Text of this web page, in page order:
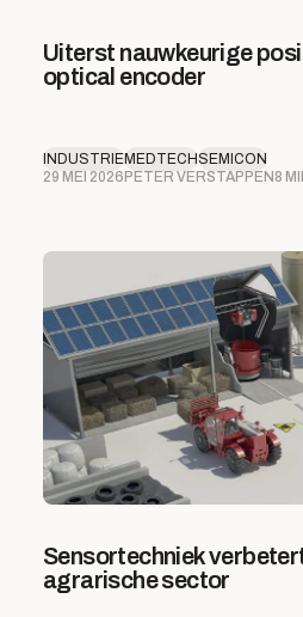
Uiterst nauwkeurige
optical encoder
INDUSTRIEMEDTECHSEMICON
29 MEI 2026 PETER VERSTAPPEN 8
Sensortechniek
agrarische sector